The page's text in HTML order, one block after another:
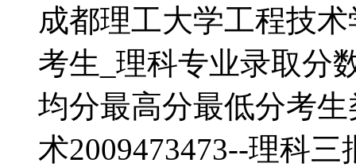
成都理工大学工程技
考生_理科专业录取分
均分最高分最低分考
术2009473473--理科